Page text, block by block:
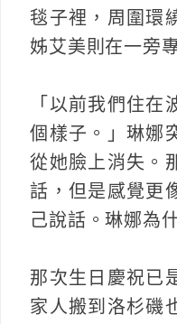
毯子裡，周圍環
姊艾美則在一旁
「以前我們住在
個樣子。」琳娜
從她臉上消失。
話，但是感覺更
己說話。琳娜為
那次生日慶祝已
家人搬到洛杉磯